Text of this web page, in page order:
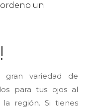
un
gran variedad de
para tus ojos al
región. Si tienes